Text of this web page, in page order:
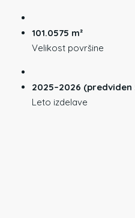
101.0575 m²
Velikost površine
2025–2026 (predviden
Leto izdelave